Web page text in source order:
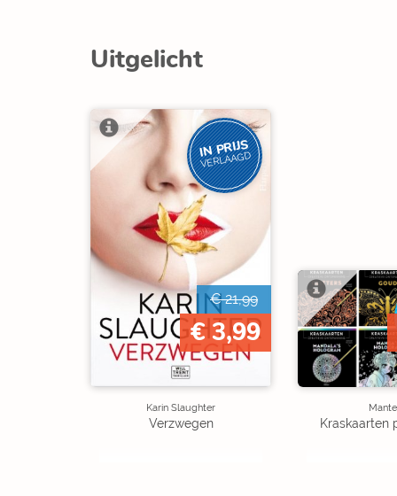
Uitgelicht
IN PRIJS
VERLAAGD
€ 21,99
€ 3,99
Karin Slaughter
Verzwegen Kraskaarten